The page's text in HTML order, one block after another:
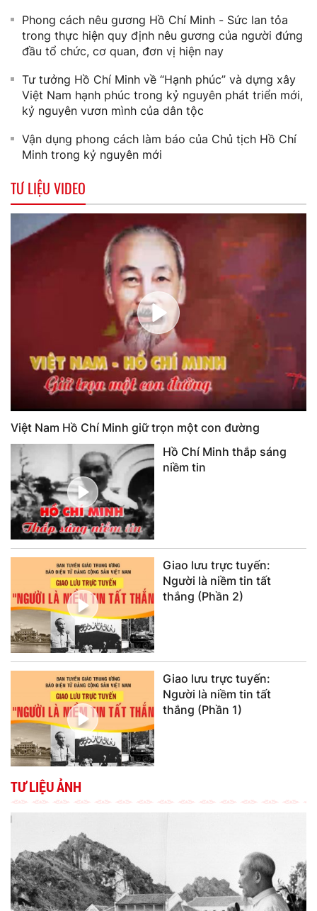
Phong cách nêu gương Hồ Chí Minh - Sức lan tỏa
trong thực hiện quy định nêu gương của người đứng
đầu tổ chức, cơ quan, đơn vị hiện nay
Tư tưởng Hồ Chí Minh về “Hạnh phúc” và dựng xây
Việt Nam hạnh phúc trong kỷ nguyên phát triển mới,
kỷ nguyên vươn mình của dân tộc
Vận dụng phong cách làm báo của Chủ tịch Hồ Chí
Minh trong kỷ nguyên mới
TƯ LIỆU VIDEO
Việt Nam Hồ Chí Minh giữ trọn một con đường
Hồ Chí Minh thắp sáng
niềm tin
Giao lưu trực tuyến:
Người là niềm tin tất
thắng (Phần 2)
Giao lưu trực tuyến:
Người là niềm tin tất
thắng (Phần 1)
TƯ LIỆU ẢNH